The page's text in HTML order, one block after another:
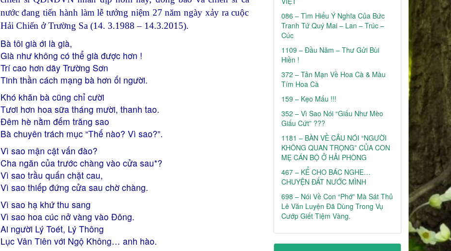
nước đang tiến hành làm lễ tưởng niệm 27 năm ngày xảy ra cuộc
Hải Chiến ở Trường Sa (14. 3.1988 – 14.3.2015).
Bà tôi già ới là già,
Già như không có thể già được hơn !
Trí cao hơn dãy Trường Sơn
Tinh thần cách mạng bà hơn ối người.
Khó khăn bà cũng chỉ cười
Tươi hơn hoa sữa tháng mười, thanh tao.
Đêm hè nằm đếm trăng sao
Bà chuyên trách mục “Thế nào? Vì sao?”.
Vì sao mận cật vấn đào?
Cha ngăn của trước chàng vào cửa sau*?
Vì sao trầu quấn chặt cau,
Vì sao thiếp đứng cửa sau chờ chàng.
Vì sao hạ khứ thu sang
Vì sao hoa cúc nở vàng vào Đông.
Ai người Lý Toét, Lý Thông
Lục Vân Tiên với Ngộ Không… anh hào.
086 – Tìm Hiểu Ý Nghĩa Của Bức
Tranh Tứ Quý Mai – Lan – Trúc –
Cúc
1109 – Đầu Năm – Thư Gửi Bùi
Hiền !
372 – Tản Mạn Về Hoa Cà & Màu
Tím Hoa Cà
159 – Kẹo Mấu !!!
352 – Vì Sao Nói “Giấu Như Mèo
Giấu Cứt” ???
1181 – BÀN VỀ CÂU NÓI “NGƯỜI
KHÔNG QUAN TRỌNG” CỦA CON
MẸ CÁN BỘ Ở HẢI PHÒNG
467 – KỂ CHO BÁC NGHE…
CHUYỆN ĐẤT NƯỚC MÌNH
698 – Nói Về Con “phớ” Mà Sát Thủ
Lê Văn Luyện Đã Dùng Trong Vụ
Cướp Giết Tiệm Vàng.